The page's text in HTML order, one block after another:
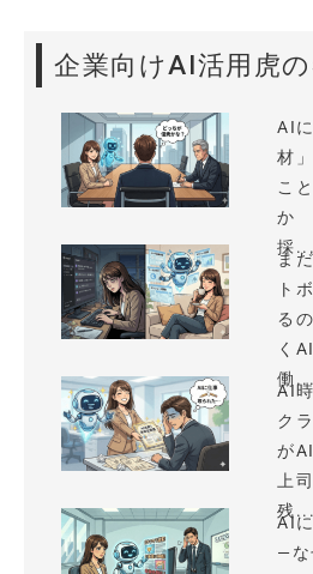
企業向けAI活用虎
AI
材
こ
か
採...
ま
ト
る
く
働...
AI
ク
が
上
残...
AI
—な